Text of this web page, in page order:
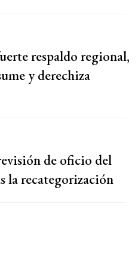
respaldo regional,
y derechiza
de oficio del
recategorización